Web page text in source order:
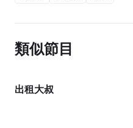
類似節目
出租大叔